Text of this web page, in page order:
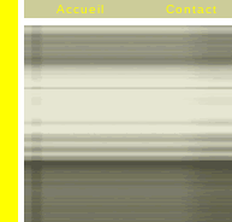
Accueil Contact